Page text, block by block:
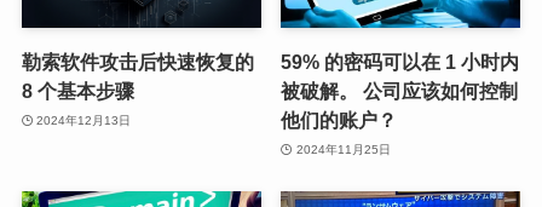
勒索软件攻击后快速恢复的
8 个基本步骤
2024年12月13日
59% 的密码可以在 1 小时内
被破解。 公司应该如何控制
他们的账户？
2024年11月25日